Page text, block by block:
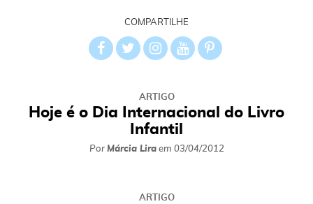
COMPARTILHE
ARTIGO
Hoje é o Dia Internacional do Livro
Infantil
Por Márcia Liraem 03/04/2012
ARTIGO